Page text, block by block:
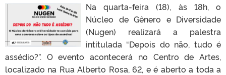
Na quarta-feira (18), às 18h, o
Núcleo de Gênero e Diversidade
(Nugen) realizará a palestra
intitulada “Depois do não, tudo é
assédio?”. O evento acontecerá no Centro de Artes,
localizado na Rua Alberto Rosa, 62, e é aberto a toda a